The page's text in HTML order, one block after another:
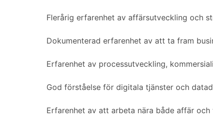
Flerårig erfarenhet av affärsutveckling och
Dokumenterad erfarenhet av att ta fram
Erfarenhet av processutveckling,
God förståelse för digitala tjänster och
Erfarenhet av att arbeta nära både affär och